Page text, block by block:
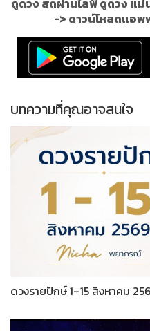
-> ดาวน์โหลดแอพ
บทความที่คุณอาจสนใจ
ดวงรายปักษ์ 1–15 สิงหาคม